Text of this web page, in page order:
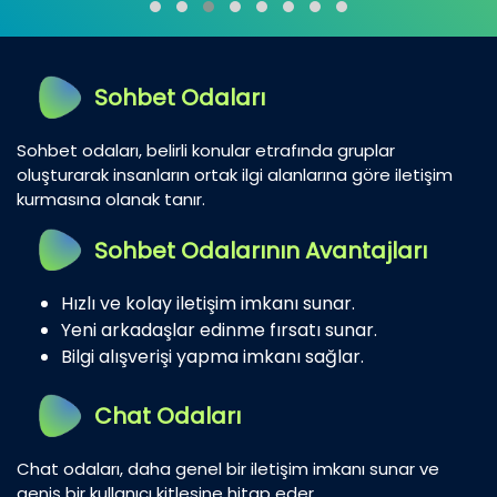
Sohbet Odaları
Sohbet odaları, belirli konular etrafında gruplar
oluşturarak insanların ortak ilgi alanlarına göre iletişim
kurmasına olanak tanır.
Sohbet Odalarının Avantajları
Hızlı ve kolay iletişim imkanı sunar.
Yeni arkadaşlar edinme fırsatı sunar.
Bilgi alışverişi yapma imkanı sağlar.
Chat Odaları
Chat odaları, daha genel bir iletişim imkanı sunar ve